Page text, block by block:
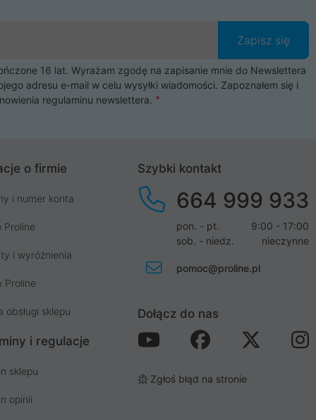
Zapisz się
16 lat. Wyrażam zgodę na zapisanie mnie do Newslettera
adresu e-mail w celu wysyłki wiadomości. Zapoznałem się i
regulaminu newslettera.
o firmie
i numer konta
Proline
i wyróżnienia
Proline
obsługi sklepu
i regulacje
sklepu
opinii
Szybki kontakt
664 999 933
pon. - pt.
9:00 - 17:00
sob. - niedz.
nieczynne
pomoc@proline.pl
Dołącz do nas
Zgłoś błąd na stronie